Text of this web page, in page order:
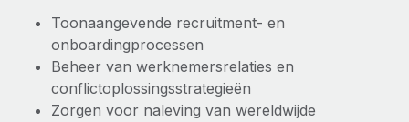
te helpen bij het aannemen, beheren en...
Meer informatie
Toonaangevende recruitment- en
onboardingprocessen
Beheer van werknemersrelaties en
conflictoplossingsstrategieën
Zorgen voor naleving van wereldwijde